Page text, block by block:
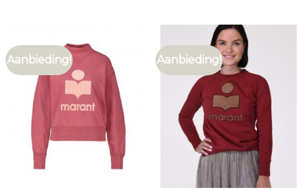
Aanbieding! Aanbieding!